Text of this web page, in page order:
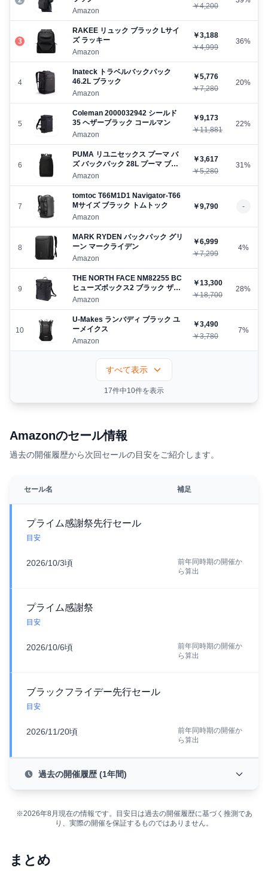
Amazon
￥4,200
3
RAKEE リュック ブラック Lサイ
ズ ラッキー
Amazon
￥3,188
￥4,999
36%
4
Inateck トラベルバックパック
46.2L ブラック
Amazon
￥5,776
￥7,280
20%
5
Coleman 2000032942 シールド
35 ヘザーブラック コールマン
Amazon
￥9,173
￥11,881
22%
6
PUMA リユニセックス プーマ バ
ズ バックパック 28L プーマ ブラ
ック プーマ
Amazon
￥3,617
￥5,280
31%
7
tomtoc T66M1D1 Navigator-T66
Mサイズ ブラック トムトック
Amazon
￥9,790 -
8
MARK RYDEN バックパック グリ
ーン マークライデン
Amazon
￥6,999
￥7,299
4%
9
THE NORTH FACE NM82255 BC
ヒューズボックス2 ブラック ザノ
ースフェイス
Amazon
￥13,300
￥18,700
28%
10
U-Makes ランバディ ブラック ユ
ーメイクス
Amazon
￥3,490
￥3,780
7%
すべて表示
17件中10件を表示
Amazonのセール情報
過去の開催履歴から次回セールの目安をご紹介します。
セール名 補足
プライム感謝祭先行セール
目安
2026/10/3頃
前年同時期の開催か
ら算出
プライム感謝祭
目安
2026/10/6頃
前年同時期の開催か
ら算出
ブラックフライデー先行セール
目安
2026/11/20頃
前年同時期の開催か
ら算出
過去の開催履歴 (1年間)
※2026年8月現在の情報です。目安日は過去の開催履歴に基づく推測であ
り、実際の開催を保証するものではありません。
まとめ